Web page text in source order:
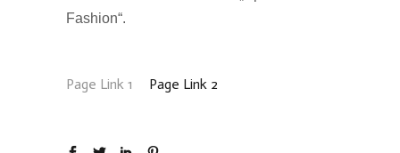
Fashion“.
Page Link 1 Page Link 2